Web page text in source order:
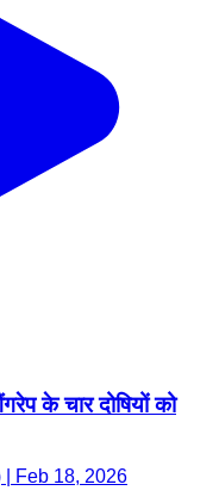
के चार दोषियों को
| Feb 18, 2026